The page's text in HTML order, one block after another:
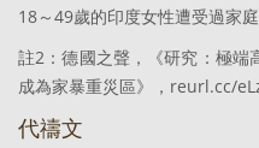
18～49歲的印度女性遭受過家庭
註2：德國之聲，《研究：極端
成為家暴重災區》，reurl.cc/
代禱文